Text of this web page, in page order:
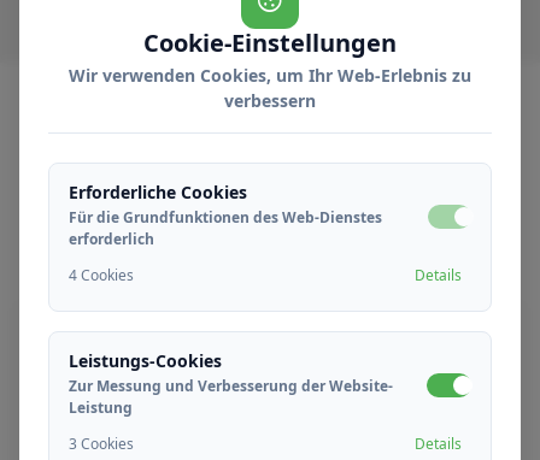
BEWERBUNGSPROZESS
WieBewerbenSie sich?
01
Online Bewerbung
Füllen Sie das Online-Bewerbungsformular für
Cookie-Einstellungen
Wir verwenden Cookies, um Ihr Web-Erlebnis zu
verbessern
Erforderliche Cookies
Für die Grundfunktionen des Web-Dienstes
erforderlich
4 Cookies
Details
Leistungs-Cookies
Zur Messung und Verbesserung der Website-
Leistung
3 Cookies
Details